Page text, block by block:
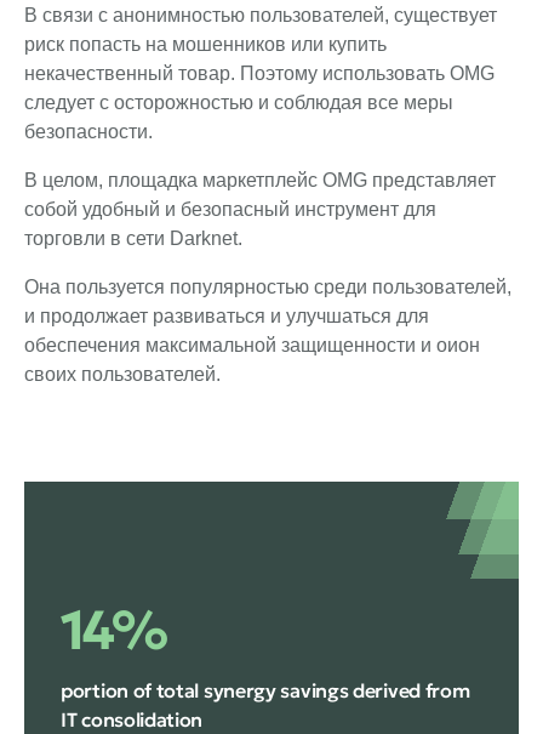
В связи с анонимностью пользователей, существует
риск попасть на мошенников или купить
некачественный товар. Поэтому использовать OMG
следует с осторожностью и соблюдая все меры
безопасности.
В целом, площадка маркетплейс OMG представляет
собой удобный и безопасный инструмент для
торговли в сети Darknet.
Она пользуется популярностью среди пользователей,
и продолжает развиваться и улучшаться для
обеспечения максимальной защищенности и оион
своих пользователей.
14%
portion of total synergy savings derived from
IT consolidation